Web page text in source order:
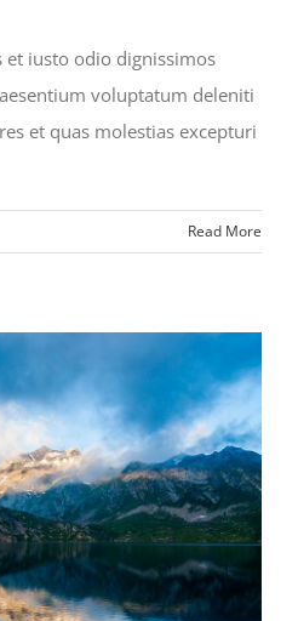
et iusto odio dignissimos
voluptatum deleniti
et quas molestias excepturi
Read More